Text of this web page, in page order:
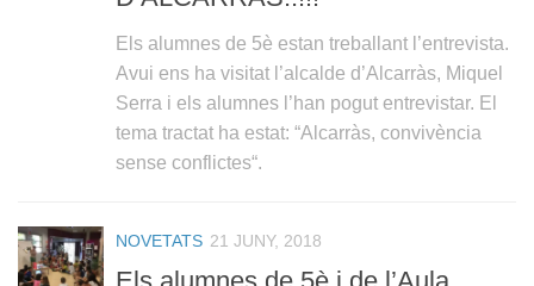
Els alumnes de 5è estan treballant l’entrevista.
Avui ens ha visitat l’alcalde d’Alcarràs, Miquel
Serra i els alumnes l’han pogut entrevistar. El
tema tractat ha estat: “Alcarràs, convivència
sense conflictes“.
NOVETATS 21 JUNY, 2018